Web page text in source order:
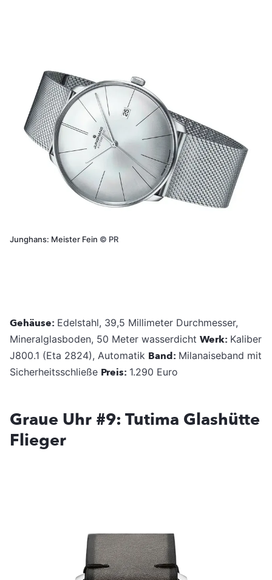
Junghans: Meister Fein © PR
Gehäuse: Edelstahl, 39,5 Millimeter Durchmesser,
Mineralglasboden, 50 Meter wasserdicht Werk: Kaliber
J800.1 (Eta 2824), Automatik Band: Milanaiseband mit
Sicherheitsschließe Preis: 1.290 Euro
Graue Uhr #9: Tutima Glashütte
Flieger